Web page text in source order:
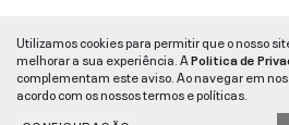
Ajuda
Segurança e Qualidade
Utilizamos cookies para permitir que o nosso
melhorar a sua experiência. APolitica de
complementam este aviso. Ao navegar em
acordo com os nossos termos e políticas.